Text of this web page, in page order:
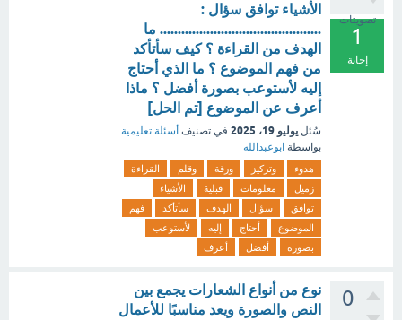
تصويتات
1
إجابة
الأشياء توافق سؤال :
............................................. ما
الهدف من القراءة ؟ كيف سأتأكد
من فهم الموضوع ؟ ما الذي أحتاج
إليه لأستوعب بصورة أفضل ؟ ماذا
أعرف عن الموضوع [تم الحل]
سُئل يوليو 19، 2025 في تصنيف أسئلة تعليمية
بواسطة ابوعبدالله
هدوء وتركيز ورقة وقلم
القراءة
زميل
معلومات قبلية
الأشياء
توافق
سؤال الهدف سأتأكد
فهم
الموضوع
أحتاج إليه
لأستوعب
بصورة
أفضل أعرف
0
نوع من أنواع الشعارات يجمع بين
النص والصورة ويعد مناسبًا للأعمال